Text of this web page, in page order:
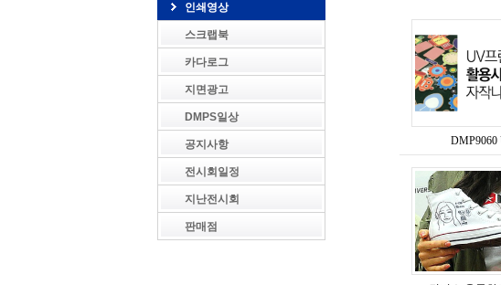
인쇄영상
스크랩북
카다로그
지면광고
DMPS일상
공지사항
전시회일정
지난전시회
판매점